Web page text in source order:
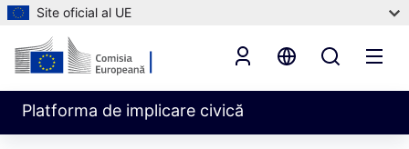
Site oficial al UE
Platforma de implicare civică